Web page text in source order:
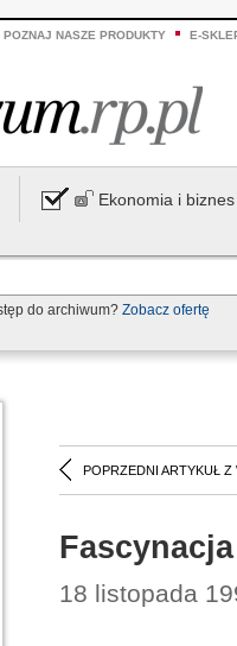
POZNAJ NASZE PRODUKTY E-
Ekonomia i biznes
do archiwum? Zobacz ofertę
POPRZEDNI ARTYKUŁ Z
18 listopada